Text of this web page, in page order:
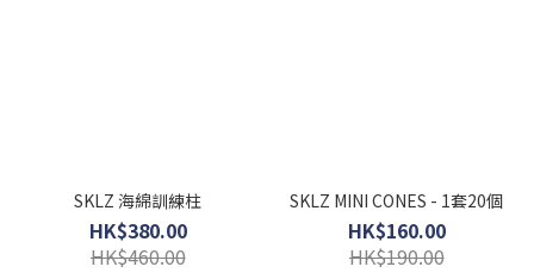
SKLZ 海綿訓練柱
HK$380.00
HK$460.00
SKLZ MINI CONES - 1套20個
HK$160.00
HK$190.00